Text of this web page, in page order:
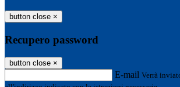
button close ×
Recupero password
button close ×
E-mail Verrà